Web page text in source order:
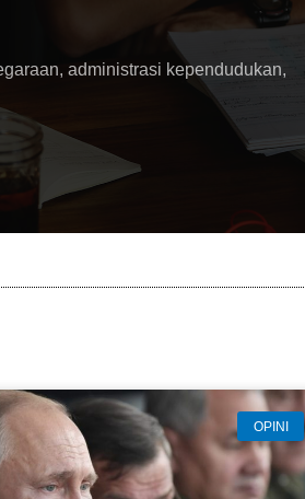
administrasi kependudukan,
OPINI